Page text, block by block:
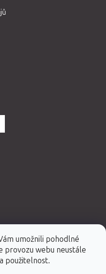
umožnili pohodlné
provozu webu neustále
použitelnost.
Premium